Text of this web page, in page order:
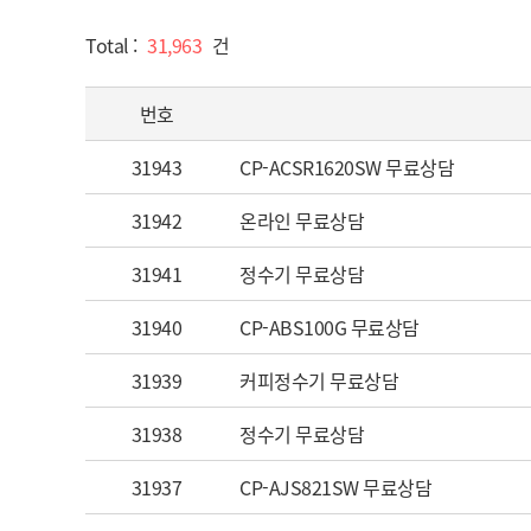
Total : 31,963 건
번호
31943
CP-ACSR1620SW 무료상담
31942
온라인 무료상담
31941
정수기 무료상담
31940
CP-ABS100G 무료상담
31939
커피정수기 무료상담
31938
정수기 무료상담
31937
CP-AJS821SW 무료상담